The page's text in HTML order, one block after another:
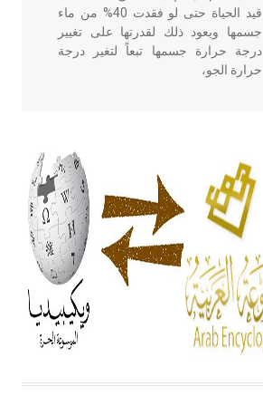
قيد الحياة حتى لو فقدت 40% من ماء
جسمها ويعود ذلك لقدرتها على تغيير
درجة حرارة جسمها تبعاً لتغير درجة
حرارة الجو،
أربعة مؤلفات هي: الحكم، الأدلة، تنظيم
التغذية، ورسالته في جروح الرأس.
ويعود له الفضل بأنه حرر الطب من
الدين والفلسفة.
- هل تعلم أن المرجان إفراز حيواني
يتكون في البحر ويتركب من مادة
كربونات الكلسيوم، وهو أحمر أو شديد
الحمرة وهو أجود أنواعه، ويمتاز بكبر
الحجم ويسمى الش